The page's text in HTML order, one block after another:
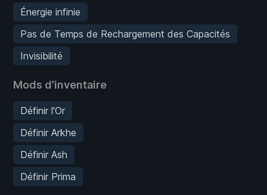
Énergie infinie
Pas de Temps de Rechargement des Capacités
Invisibilité
Mods d’inventaire
Définir l'Or
Définir Arkhe
Définir Ash
Définir Prima